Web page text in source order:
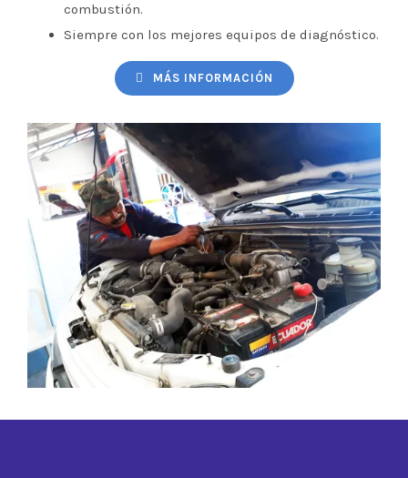
combustión.
Siempre con los mejores equipos de diagnóstico.
MÁS INFORMACIÓN